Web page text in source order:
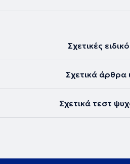
Σχετικές
Σχετικά άρθρα
Σχετικά τεστ